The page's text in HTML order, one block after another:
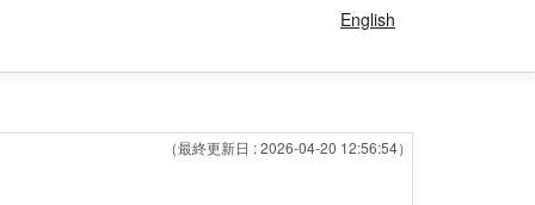
English
（最終更新日 : 2026-04-20 12:56:54）